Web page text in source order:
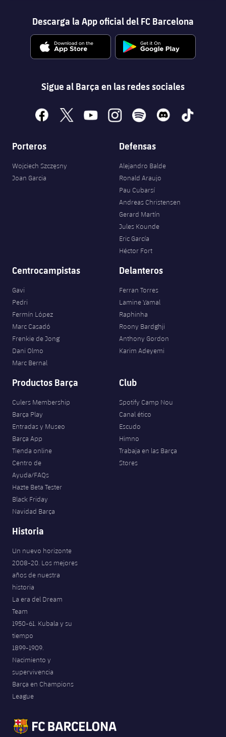
Descarga la App oficial del FC Barcelona
Sigue al Barça en las redes sociales
facebook
x youtubeinstagramspotify discord tiktok
Porteros
Wojciech Szczęsny
Joan Garcia
Defensas
Alejandro Balde
Ronald Araujo
Pau Cubarsí
Andreas Christensen
Gerard Martín
Jules Kounde
Eric García
Héctor Fort
Centrocampistas
Gavi
Pedri
Fermín López
Marc Casadó
Frenkie de Jong
Dani Olmo
Marc Bernal
Delanteros
Ferran Torres
Lamine Yamal
Raphinha
Roony Bardghji
Anthony Gordon
Karim Adeyemi
Productos Barça
Culers Membership
Barça Play
Entradas y Museo
Barça App
Tienda online
Centro de
Ayuda/FAQs
Hazte Beta Tester
Black Friday
Navidad Barça
Club
Spotify Camp Nou
Canal ético
Escudo
Himno
Trabaja en las Barça
Stores
Historia
Un nuevo horizonte
2008-20. Los mejores
años de nuestra
historia
La era del Dream
Team
1950-61. Kubala y su
tiempo
1899-1909.
Nacimiento y
supervivencia
Barça en Champions
League